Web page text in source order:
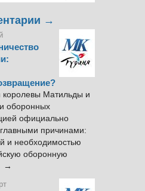
→
королевы Матильды и
оборонных
официально
причинами:
и необходимостью
оборонную
→